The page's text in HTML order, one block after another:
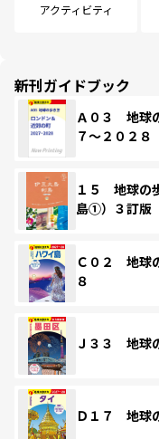
アクティビティ
新刊ガイドブック
Ａ０３ 地球
７～２０２８
１５ 地球の
島①）３訂版
Ｃ０２ 地球
８
Ｊ３３ 地球
Ｄ１７ 地球